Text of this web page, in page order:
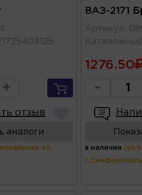
+
отзыв
аналоги
43,
ВАЗ-2171
Артикул :
1276.50
-
в наличии